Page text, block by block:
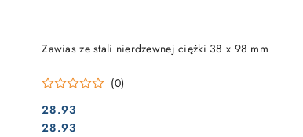
Zawias ze stali nierdzewnej ciężki 38 x 98 mm
(0)
Cena:
28.93
Cena:
28.93
DO KOSZYKA